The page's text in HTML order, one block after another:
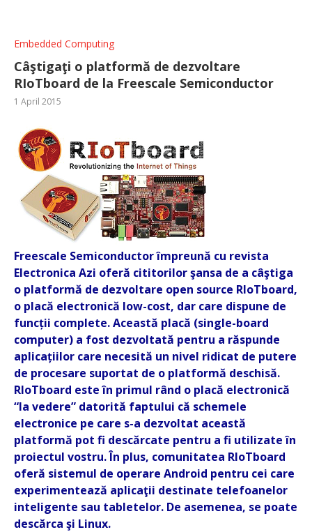
Embedded Computing
Câştigaţi o platformă de dezvoltare
RIoTboard de la Freescale Semiconductor
1 April 2015
Freescale Semiconductor împreună cu revista
Electronica Azi oferă cititorilor şansa de a câştiga
o platformă de dezvoltare open source RIoTboard,
o placă electronică low-cost, dar care dispune de
funcții complete. Această placă (single-board
computer) a fost dezvoltată pentru a răspunde
aplicațiilor care necesită un nivel ridicat de putere
de procesare suportat de o platformă deschisă.
RIoTboard este în primul rând o placă electronică
“la vedere” datorită faptului că schemele
electronice pe care s-a dezvoltat această
platformă pot fi descărcate pentru a fi utilizate în
proiectul vostru. În plus, comunitatea RIoTboard
oferă sistemul de operare Android pentru cei care
experimentează aplicaţii destinate telefoanelor
inteligente sau tabletelor. De asemenea, se poate
descărca şi Linux.